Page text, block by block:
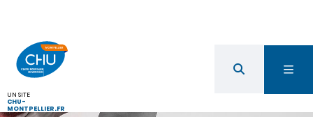
UN SITE
CHU-
MONTPELLIER.FR